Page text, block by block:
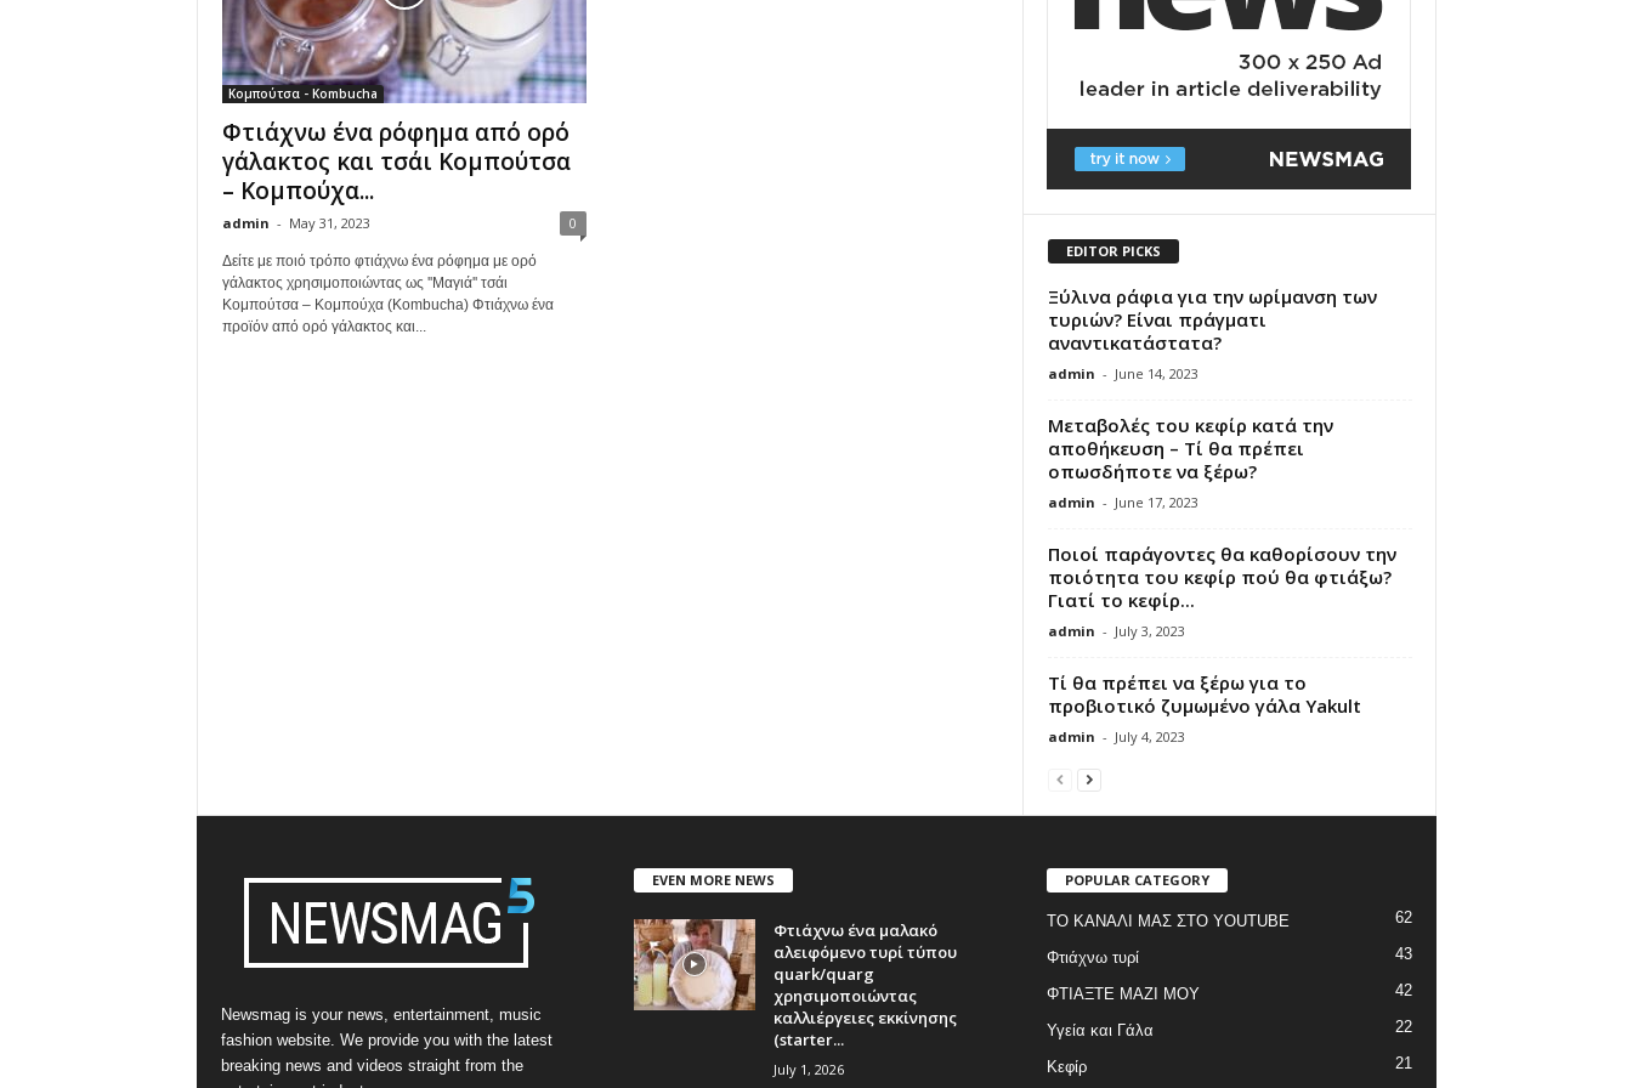
Κομπούτσα - Kombucha
Φτιάχνω ένα ρόφημα από ορό
γάλακτος και τσάι Κομπούτσα
– Κομπούχα...
admin - May 31, 2023 0
Δείτε με ποιό τρόπο φτιάχνω ένα ρόφημα με ορό
γάλακτος χρησιμοποιώντας ως ''Μαγιά'' τσάι
Κομπούτσα – Κομπούχα (Kombucha) Φτιάχνω ένα
προϊόν από ορό γάλακτος και...
EDITOR PICKS
Ξύλινα ράφια για την ωρίμανση των
τυριών? Είναι πράγματι
αναντικατάστατα?
admin - June 14, 2023
Μεταβολές του κεφίρ κατά την
αποθήκευση – Τί θα πρέπει
οπωσδήποτε να ξέρω?
admin - June 17, 2023
Ποιοί παράγοντες θα καθορίσουν την
ποιότητα του κεφίρ πού θα φτιάξω?
Γιατί το κεφίρ...
admin - July 3, 2023
Τί θα πρέπει να ξέρω για το
προβιοτικό ζυμωμένο γάλα Yakult
admin - July 4, 2023
Newsmag is your news, entertainment, music
fashion website. We provide you with the latest
breaking news and videos straight from the
EVEN MORE NEWS
Φτιάχνω ένα μαλακό
αλειφόμενο τυρί τύπου
quark/quarg
χρησιμοποιώντας
καλλιέργειες εκκίνησης
(starter...
July 1, 2026
POPULAR CATEGORY
ΤΟ ΚΑΝΑΛΙ ΜΑΣ ΣΤΟ YOUTUBE 62
Φτιάχνω τυρί 43
ΦΤΙΑΞΤΕ ΜΑΖΙ ΜΟΥ 42
Υγεία και Γάλα 22
Κεφίρ 21